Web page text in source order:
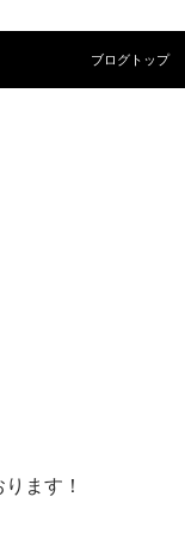
ブログトップ
ます！